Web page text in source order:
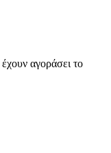
αγοράσει το